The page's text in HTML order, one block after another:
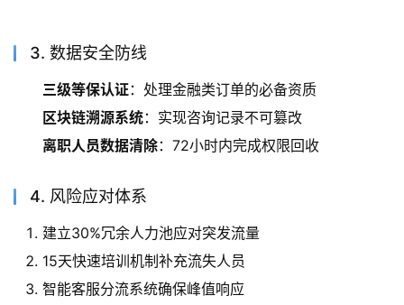
3. 数据安全防线
三级等保认证：处理金融类订单的必备资质
区块链溯源系统：实现咨询记录不可篡改
离职人员数据清除：72小时内完成权限回收
4. 风险应对体系
建立30%冗余人力池应对突发流量
15天快速培训机制补充流失人员
智能客服分流系统确保峰值响应